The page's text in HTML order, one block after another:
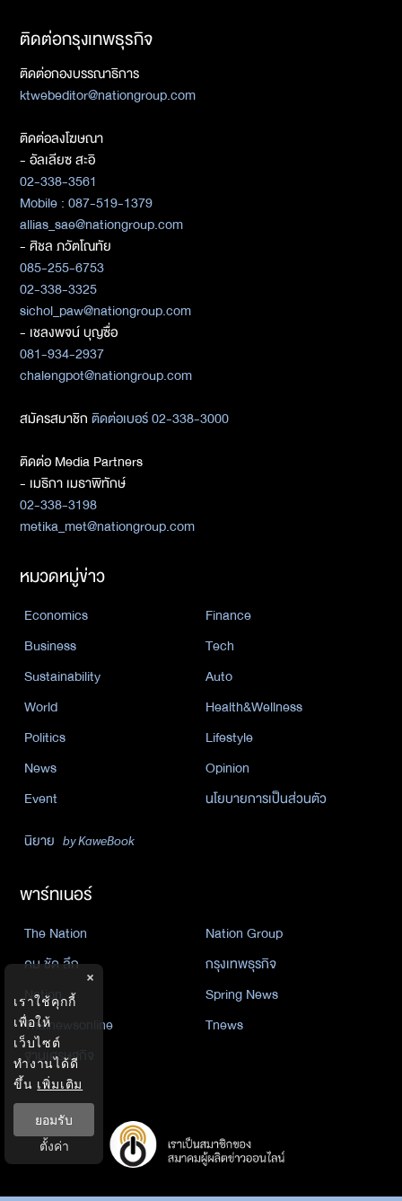
ติดต่อกรุงเทพธุรกิจ
ติดต่อกองบรรณาธิการ
ktwebeditor@nationgroup.com
ติดต่อลงโฆษณา
- อัลเลียซ สะอิ
02-338-3561
Mobile : 087-519-1379
allias_sae@nationgroup.com
- ศิชล ภวัตโณทัย
085-255-6753
02-338-3325
sichol_paw@nationgroup.com
- เชลงพจน์ บุญซื่อ
081-934-2937
chalengpot@nationgroup.com
สมัครสมาชิกติดต่อเบอร์ 02-338-3000
ติดต่อ Media Partners
- เมธิกา เมธาพิทักษ์
02-338-3198
metika_met@nationgroup.com
หมวดหมู่ข่าว
Economics
Finance
Business
Tech
Sustainability
Auto
World
Health&Wellness
Politics
Lifestyle
News
Opinion
Event
นโยบายการเป็นส่วนตัว
นิยาย by KaweBook
พาร์ทเนอร์
The Nation
Nation Group
คม ชัด ลึก
กรุงเทพธุรกิจ
Nation
Spring News
Thainewsonline
Tnews
ฐานเศรษฐกิจ
×
เราใช้คุกกี้
เพื่อให้
เว็บไซต์
ทำงานได้ดี
ขึ้น เพิ่มเติม
ยอมรับ
ตั้งค่า